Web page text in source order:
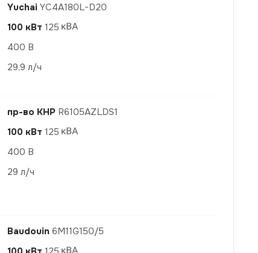
Yuchai YC4A180L-D20
100 кВт 125
400 В
29,9 л/ч
пр-во КНР R6105AZLDS1
100 кВт 125
400 В
29 л/ч
Baudouin 6M11G150/5